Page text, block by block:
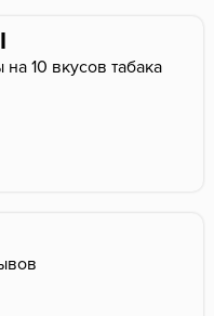
10 вкусов табака